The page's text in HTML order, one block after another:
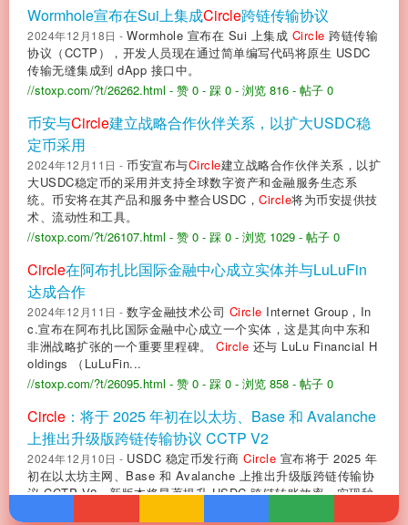
Wormhole宣布在Sui上集成Circle跨链传输协议
2024年12月18日 - Wormhole 宣布在 Sui 上集成 Circle 跨链传输
协议（CCTP），开发人员现在通过简单编写代码将原生 USDC
传输无缝集成到 dApp 接口中。
//stoxp.com/?t/26262.html - 赞 0 - 踩 0 - 浏览 816 - 帖子 0
币安与Circle建立战略合作伙伴关系，以扩大USDC稳
定币采用
2024年12月11日 - 币安宣布与Circle建立战略合作伙伴关系，以扩
大USDC稳定币的采用并支持全球数字资产和金融服务生态系
统。币安将在其产品和服务中整合USDC， Circle将为币安提供技
术、流动性和工具。
//stoxp.com/?t/26107.html - 赞 0 - 踩 0 - 浏览 1029 - 帖子 0
Circle在阿布扎比国际金融中心成立实体并与LuLuFin
达成合作
2024年12月11日 - 数字金融技术公司 Circle Internet Group，In
c.宣布在阿布扎比国际金融中心成立一个实体，这是其向中东和
非洲战略扩张的一个重要里程碑。 Circle 还与 LuLu Financial H
oldings （LuLuFin...
//stoxp.com/?t/26095.html - 赞 0 - 踩 0 - 浏览 858 - 帖子 0
Circle ：将于 2025 年初在以太坊、Base 和 Avalanche
上推出升级版跨链传输协议 CCTP V2
2024年12月10日 - USDC 稳定币发行商 Circle 宣布将于 2025 年
初在以太坊主网、Base 和 Avalanche 上推出升级版跨链传输协
议 CCTP V2。新版本将显著提升 USDC 跨链转账效率，实现秒